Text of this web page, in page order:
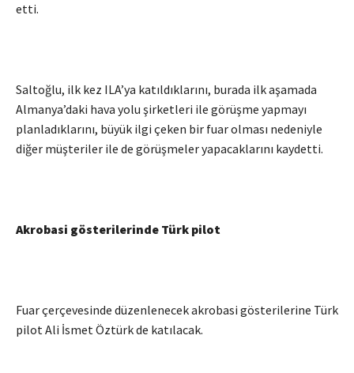
etti.
Saltoğlu, ilk kez ILA’ya katıldıklarını, burada ilk aşamada
Almanya’daki hava yolu şirketleri ile görüşme yapmayı
planladıklarını, büyük ilgi çeken bir fuar olması nedeniyle
diğer müşteriler ile de görüşmeler yapacaklarını kaydetti.
Akrobasi gösterilerinde Türk pilot
Fuar çerçevesinde düzenlenecek akrobasi gösterilerine Türk
pilot Ali İsmet Öztürk de katılacak.